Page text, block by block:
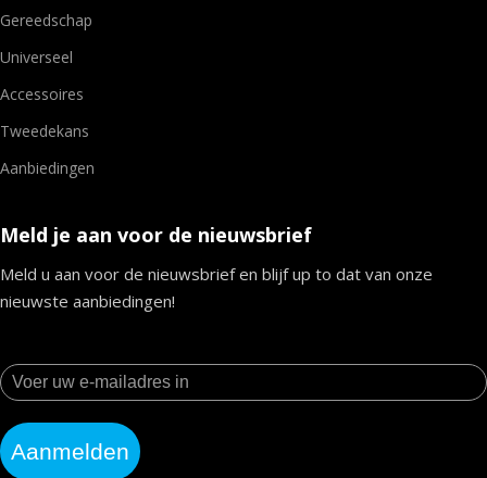
Gereedschap
Universeel
Accessoires
Tweedekans
Aanbiedingen
Meld je aan voor de nieuwsbrief
Meld u aan voor de nieuwsbrief en blijf up to dat van onze
nieuwste aanbiedingen!
Aanmelden